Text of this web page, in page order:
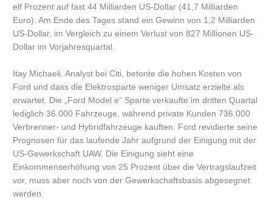
elf Prozent auf fast 44 Milliarden US-Dollar (41,7 Milliarden
Euro). Am Ende des Tages stand ein Gewinn von 1,2 Milliarden
US-Dollar, im Vergleich zu einem Verlust von 827 Millionen US-
Dollar im Vorjahresquartal.
Itay Michaeli, Analyst bei Citi, betonte die hohen Kosten von
Ford und dass die Elektrosparte weniger Umsatz erzielte als
erwartet. Die „Ford Model e“ Sparte verkaufte im dritten Quartal
lediglich 36.000 Fahrzeuge, während private Kunden 736.000
Verbrenner- und Hybridfahrzeuge kauften. Ford revidierte seine
Prognosen für das laufende Jahr aufgrund der Einigung mit der
US-Gewerkschaft UAW. Die Einigung sieht eine
Einkommenserhöhung von 25 Prozent über die Vertragslaufzeit
vor, muss aber noch von der Gewerkschaftsbasis abgesegnet
werden.